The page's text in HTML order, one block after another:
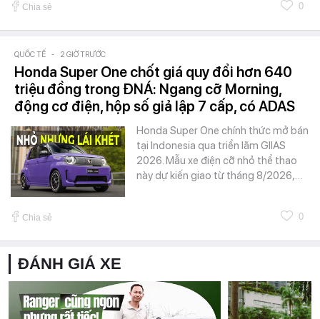
Chia sẻ 0
QUỐC TẾ - 2 GIỜ TRƯỚC
Honda Super One chốt giá quy đổi hơn 640
triệu đồng trong ĐNÁ: Ngang cỡ Morning,
động cơ điện, hộp số giả lập 7 cấp, có ADAS
Honda Super One chính thức mở bán
tại Indonesia qua triển lãm GIIAS
2026. Mẫu xe điện cỡ nhỏ thể thao
này dự kiến giao từ tháng 8/2026,…
Chia sẻ 0
ĐÁNH GIÁ XE